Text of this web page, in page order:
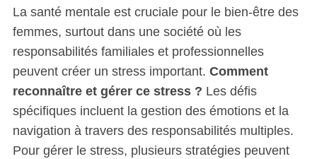
La santé mentale est cruciale pour le bien-être des
femmes, surtout dans une société où les
responsabilités familiales et professionnelles
peuvent créer un stress important. Comment
reconnaître et gérer ce stress ? Les défis
spécifiques incluent la gestion des émotions et la
navigation à travers des responsabilités multiples.
Pour gérer le stress, plusieurs stratégies peuvent